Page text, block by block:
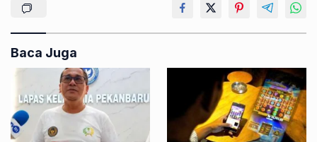
Baca Juga